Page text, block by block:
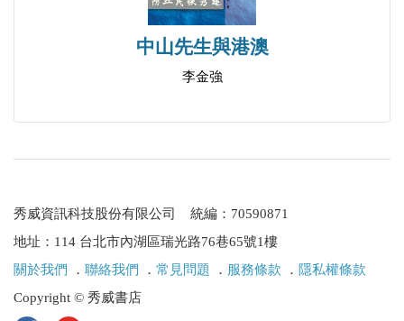
中山先生與港澳
李金強
秀威資訊科技股份有限公司 統編：70590871
地址：114 台北市內湖區瑞光路76巷65號1樓
關於我們
． 聯絡我們 ． 常見問題 ． 服務條款 ． 隱私權條款
Copyright © 秀威書店